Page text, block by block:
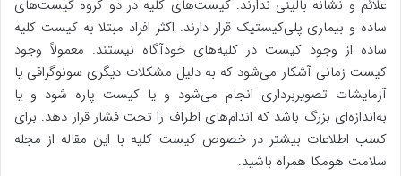
علائم و نشانه بالینی ندارند. کیست‌های کلیه در دو گروه کیست‌های
ساده و بیماری پلی‌کیستیک قرار دارند. اکثر افراد مبتلا به کیست کلیه
ساده از وجود کیست در کلیه‌های خودآگاه نیستند. معمولاً وجود
کیست زمانی آشکار می‌شود که به دلیل مشکلات دیگری سونوگرافی یا
آزمایشات تصویربرداری انجام می‌شود و یا کیست پاره شود و یا
به‌اندازه‌ای بزرگ باشد که اندام‌های اطراف را تحت فشار قرار دهد. برای
کسب اطلاعات بیشتر در خصوص کیست کلیه با این مقاله از مجله
سلامت هومکا همراه باشید.